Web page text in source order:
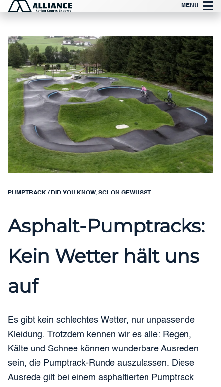
Zum
MENU
PUMPTRACK/ DID YOU KNOW, SCHON GEWUSST
Asphalt-Pumptracks:
Kein Wetter hält uns
auf
Es gibt kein schlechtes Wetter, nur unpassende
Kleidung. Trotzdem kennen wir es alle: Regen,
Kälte und Schnee können wunderbare Ausreden
sein, die Pumptrack-Runde auszulassen. Diese
Ausrede gilt bei einem asphaltierten Pumptrack